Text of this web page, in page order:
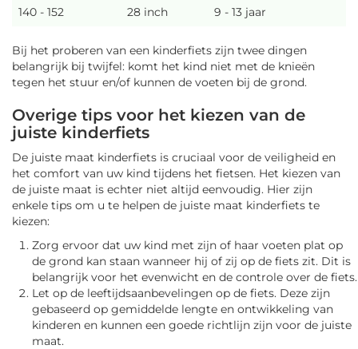
140 - 152 28 inch 9 - 13 jaar
Bij het proberen van een kinderfiets zijn twee dingen
belangrijk bij twijfel: komt het kind niet met de knieën
tegen het stuur en/of kunnen de voeten bij de grond.
Overige tips voor het kiezen van de
juiste kinderfiets
De juiste maat kinderfiets is cruciaal voor de veiligheid en
het comfort van uw kind tijdens het fietsen. Het kiezen van
de juiste maat is echter niet altijd eenvoudig. Hier zijn
enkele tips om u te helpen de juiste maat kinderfiets te
kiezen:
Zorg ervoor dat uw kind met zijn of haar voeten plat op
de grond kan staan wanneer hij of zij op de fiets zit. Dit is
belangrijk voor het evenwicht en de controle over de fiets.
Let op de leeftijdsaanbevelingen op de fiets. Deze zijn
gebaseerd op gemiddelde lengte en ontwikkeling van
kinderen en kunnen een goede richtlijn zijn voor de juiste
maat.